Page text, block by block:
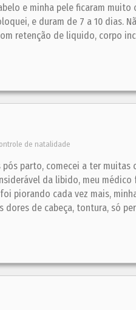
e minha pele ficaram
e duram de 7 a 10 dias.
retenção de liquido, corpo
de natalidade
pós parto, comecei a ter muitas
da libido, meu
piorando cada vez mais,
dores de cabeça, tontura, só